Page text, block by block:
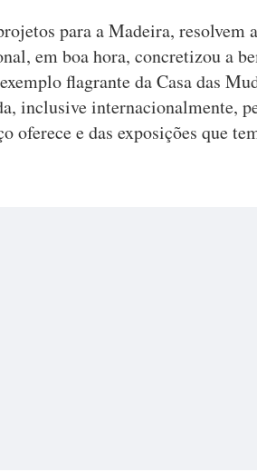
para a Madeira, resolvem
em boa hora, concretizou a
flagrante da Casa das
inclusive internacionalmente,
oferece e das exposições que